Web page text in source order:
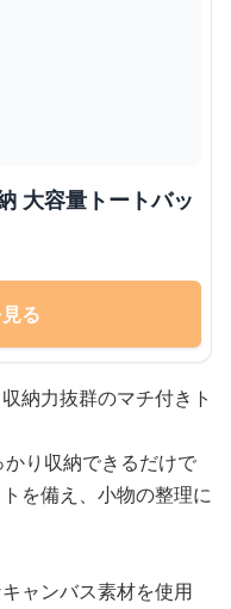
大容量トートバッ
る
納力抜群のマチ付きト
り収納できるだけで
を備え、小物の整理に
ャンバス素材を使用